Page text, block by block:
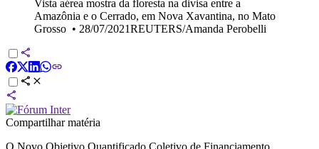
Vista aérea mostra da floresta na divisa entre a
Amazônia e o Cerrado, em Nova Xavantina, no Mato
Grosso • 28/07/2021REUTERS/Amanda Perobelli
Compartilhar matéria
O Novo Objetivo Quantificado Coletivo de Financiamento